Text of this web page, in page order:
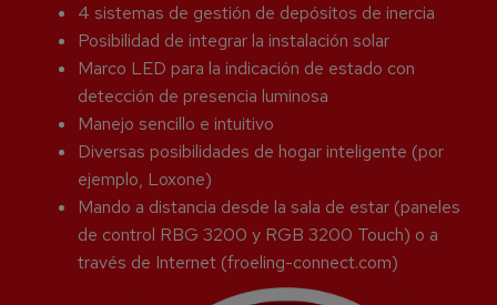
4 sistemas de gestión de depósitos de inercia
Posibilidad de integrar la instalación solar
Marco LED para la indicación de estado con
detección de presencia luminosa
Manejo sencillo e intuitivo
Diversas posibilidades de hogar inteligente (por
ejemplo, Loxone)
Mando a distancia desde la sala de estar (paneles
de control RBG 3200 y RGB 3200 Touch) o a
través de Internet (froeling-connect.com)